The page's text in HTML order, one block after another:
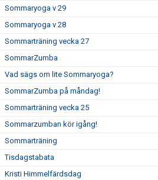
Sommaryoga v 29
Sommaryoga v 28
Sommarträning vecka 27
SommarZumba
Vad sägs om lite Sommaryoga?
SommarZumba på måndag!
Sommarträning vecka 25
Sommarzumban kör igång!
Sommarträning
Tisdagstabata
Kristi Himmelfärdsdag